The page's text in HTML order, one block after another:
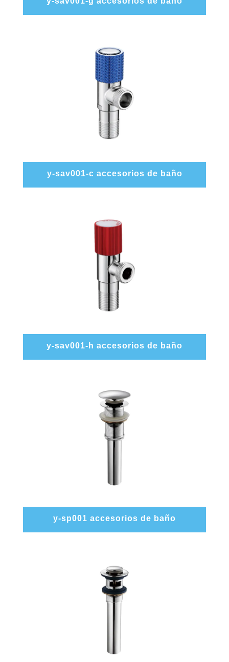
y-sav001-c accesorios de baño
y-sav001-h accesorios de baño
y-sp001 accesorios de baño